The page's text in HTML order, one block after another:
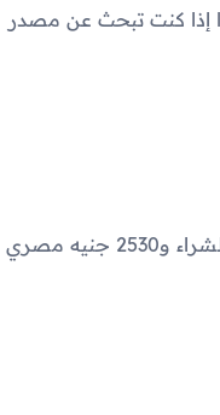
إذا كنت تبحث عن مصدر
و2530 جنيه مصري